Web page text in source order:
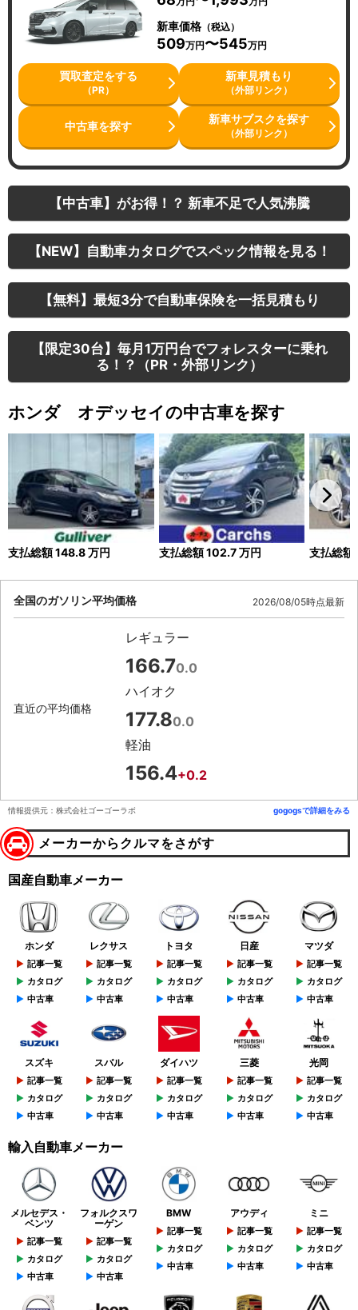
新車価格（税込）
509万円〜545万円
買取査定をする
（PR）
新車見積もり
（外部リンク）
中古車を探す 新車サブスクを探す
（外部リンク）
【中古車】がお得！？ 新車不足で人気沸騰
【NEW】自動車カタログでスペック情報を見る！
【無料】最短3分で自動車保険を一括見積もり
【限定30台】毎月1万円台でフォレスターに乗れ
る！？（PR・外部リンク）
ホンダ オデッセイの中古車を探す
支払総額148.8万円 支払総額102.7万円 支払総額
全国のガソリン平均価格 2026/08/05時点最新
直近の平均価格
レギュラー
166.70.0
ハイオク
177.80.0
軽油
156.4+0.2
情報提供元：株式会社ゴーゴーラボ gogogsで詳細をみる
メーカーからクルマをさがす
国産自動車メーカー
ホンダ
記事一覧
カタログ
中古車
レクサス
記事一覧
カタログ
中古車
トヨタ
記事一覧
カタログ
中古車
日産
記事一覧
カタログ
中古車
マツダ
記事一覧
カタログ
中古車
スズキ
記事一覧
カタログ
中古車
スバル
記事一覧
カタログ
中古車
ダイハツ
記事一覧
カタログ
中古車
三菱
記事一覧
カタログ
中古車
光岡
記事一覧
カタログ
中古車
輸入自動車メーカー
メルセデス・
ベンツ
記事一覧
カタログ
中古車
フォルクスワ
ーゲン
記事一覧
カタログ
中古車
BMW
記事一覧
カタログ
中古車
アウディ
記事一覧
カタログ
中古車
ミニ
記事一覧
カタログ
中古車